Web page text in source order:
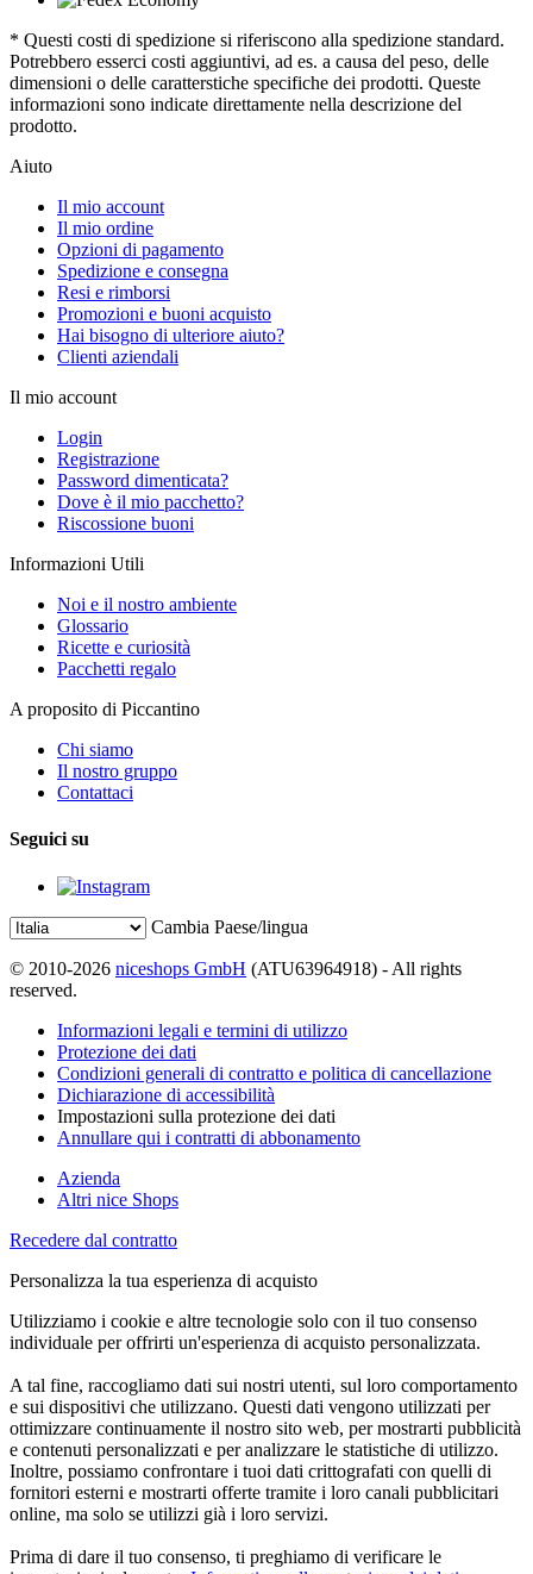
* Questi costi di spedizione si riferiscono alla spedizione standard.
Potrebbero esserci costi aggiuntivi, ad es. a causa del peso, delle
dimensioni o delle caratterstiche specifiche dei prodotti. Queste
informazioni sono indicate direttamente nella descrizione del
prodotto.
Aiuto
Il mio account
Il mio ordine
Opzioni di pagamento
Spedizione e consegna
Resi e rimborsi
Promozioni e buoni acquisto
Hai bisogno di ulteriore aiuto?
Clienti aziendali
Il mio account
Login
Registrazione
Password dimenticata?
Dove è il mio pacchetto?
Riscossione buoni
Informazioni Utili
Noi e il nostro ambiente
Glossario
Ricette e curiosità
Pacchetti regalo
A proposito di Piccantino
Chi siamo
Il nostro gruppo
Contattaci
Seguici su
Cambia Paese/lingua
© 2010-2026 niceshops GmbH (ATU63964918) - All rights
reserved.
Informazioni legali e termini di utilizzo
Protezione dei dati
Condizioni generali di contratto e politica di cancellazione
Dichiarazione di accessibilità
Impostazioni sulla protezione dei dati
Annullare qui i contratti di abbonamento
Azienda
Altri nice Shops
Recedere dal contratto
Personalizza la tua esperienza di acquisto
Utilizziamo i cookie e altre tecnologie solo con il tuo consenso
individuale per offrirti un'esperienza di acquisto personalizzata.
A tal fine, raccogliamo dati sui nostri utenti, sul loro comportamento
e sui dispositivi che utilizzano. Questi dati vengono utilizzati per
ottimizzare continuamente il nostro sito web, per mostrarti pubblicità
e contenuti personalizzati e per analizzare le statistiche di utilizzo.
Inoltre, possiamo confrontare i tuoi dati crittografati con quelli di
fornitori esterni e mostrarti offerte tramite i loro canali pubblicitari
online, ma solo se utilizzi già i loro servizi.
Prima di dare il tuo consenso, ti preghiamo di verificare le